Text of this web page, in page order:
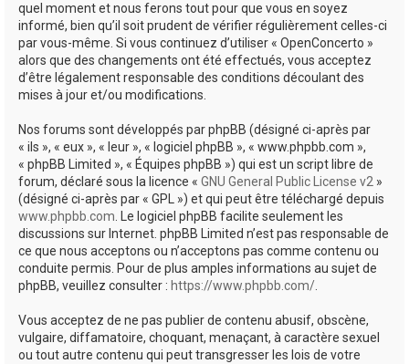
quel moment et nous ferons tout pour que vous en soyez
informé, bien qu’il soit prudent de vérifier régulièrement celles-ci
par vous-même. Si vous continuez d’utiliser « OpenConcerto »
alors que des changements ont été effectués, vous acceptez
d’être légalement responsable des conditions découlant des
mises à jour et/ou modifications.
Nos forums sont développés par phpBB (désigné ci-après par
« ils », « eux », « leur », « logiciel phpBB », « www.phpbb.com »,
« phpBB Limited », « Équipes phpBB ») qui est un script libre de
forum, déclaré sous la licence « GNU General Public License v2 »
(désigné ci-après par « GPL ») et qui peut être téléchargé depuis
www.phpbb.com. Le logiciel phpBB facilite seulement les
discussions sur Internet. phpBB Limited n’est pas responsable de
ce que nous acceptons ou n’acceptons pas comme contenu ou
conduite permis. Pour de plus amples informations au sujet de
phpBB, veuillez consulter : https://www.phpbb.com/.
Vous acceptez de ne pas publier de contenu abusif, obscène,
vulgaire, diffamatoire, choquant, menaçant, à caractère sexuel
ou tout autre contenu qui peut transgresser les lois de votre